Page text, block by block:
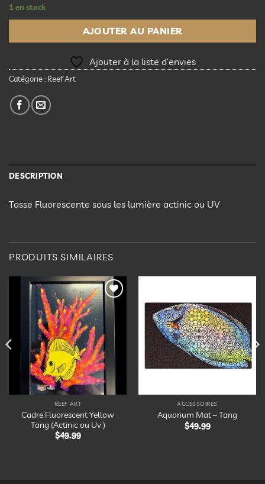
1 en stock
AJOUTER AU PANIER
Ajouter à la liste d’envies
Catégorie : Reef Art
DESCRIPTION
Tasse Fluorescente sous les lumière actinic ou UV
PRODUITS SIMILAIRES
Ajouter
à la
liste
d’envies
REEF ART
Cadre Fluorescent Yellow
Tang (Actinic ou Uv )
$49.99
Ajouter
à la
liste
d’envies
ACCESSOIRES
Aquarium Mat – Tang
$49.99